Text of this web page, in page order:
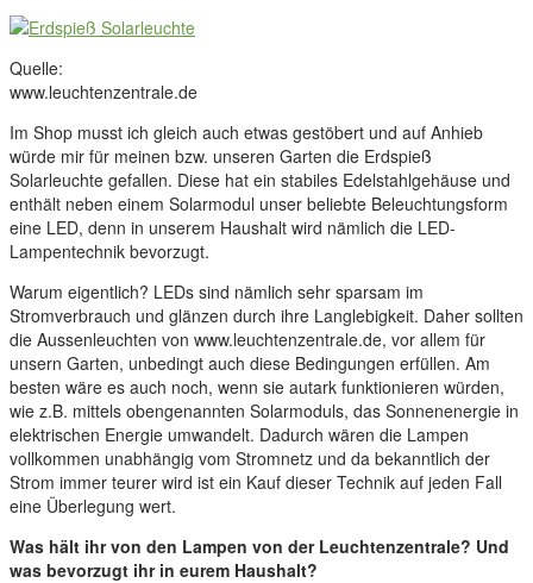
Quelle:
www.leuchtenzentrale.de
Im Shop musst ich gleich auch etwas gestöbert und auf Anhieb
würde mir für meinen bzw. unseren Garten die Erdspieß
Solarleuchte gefallen. Diese hat ein stabiles Edelstahlgehäuse und
enthält neben einem Solarmodul unser beliebte Beleuchtungsform
eine LED, denn in unserem Haushalt wird nämlich die LED-
Lampentechnik bevorzugt.
Warum eigentlich? LEDs sind nämlich sehr sparsam im
Stromverbrauch und glänzen durch ihre Langlebigkeit. Daher sollten
die Aussenleuchten von www.leuchtenzentrale.de, vor allem für
unsern Garten, unbedingt auch diese Bedingungen erfüllen. Am
besten wäre es auch noch, wenn sie autark funktionieren würden,
wie z.B. mittels obengenannten Solarmoduls, das Sonnenenergie in
elektrischen Energie umwandelt. Dadurch wären die Lampen
vollkommen unabhängig vom Stromnetz und da bekanntlich der
Strom immer teurer wird ist ein Kauf dieser Technik auf jeden Fall
eine Überlegung wert.
Was hält ihr von den Lampen von der Leuchtenzentrale? Und
was bevorzugt ihr in eurem Haushalt?